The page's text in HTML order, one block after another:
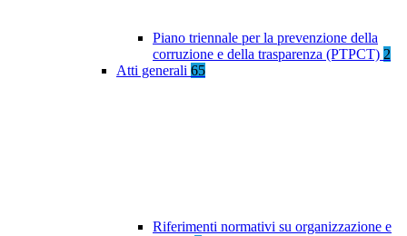
Piano triennale per la prevenzione della
corruzione e della trasparenza (PTPCT) 2
Atti generali 65
Riferimenti normativi su organizzazione e